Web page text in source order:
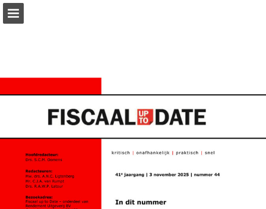
Zoeken
Publicatie rapporteren